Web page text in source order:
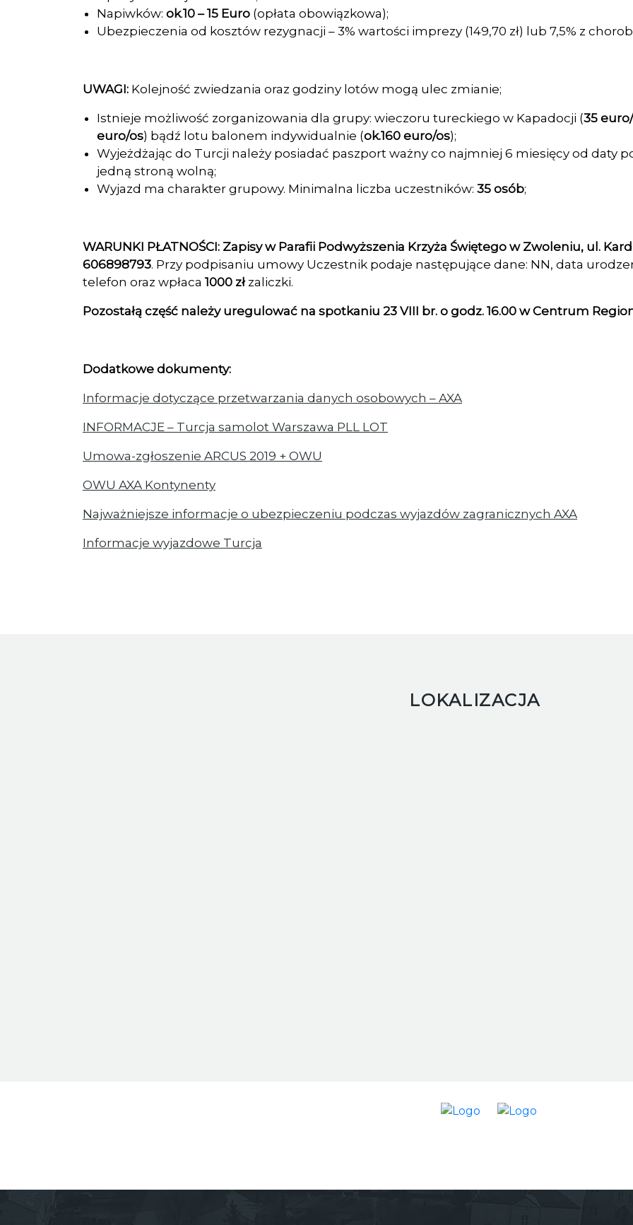
Napiwków: ok.10 – 15 Euro (opłata obowiązkowa);
Ubezpieczenia od kosztów rezygnacji – 3% wartości imprezy (149,70 zł) lub 7,5% z
UWAGI: Kolejność zwiedzania oraz godziny lotów mogą ulec zmianie;
Istnieje możliwość zorganizowania dla grupy: wieczoru tureckiego w Kapadocji (35
euro/os) bądź lotu balonem indywidualnie (ok.160 euro/os);
Wyjeżdżając do Turcji należy posiadać paszport ważny co najmniej 6 miesięcy od daty
jedną stroną wolną;
Wyjazd ma charakter grupowy. Minimalna liczba uczestników: 35 osób;
WARUNKI PŁATNOŚCI: Zapisy w Parafii Podwyższenia Krzyża Świętego w Zwoleniu, ul.
606898793. Przy podpisaniu umowy Uczestnik podaje następujące dane: NN, data
telefon oraz wpłaca 1000 zł zaliczki.
Pozostałą część należy uregulować na spotkaniu 23 VIII br. o godz. 16.00 w Centrum
Dodatkowe dokumenty:
Informacje dotyczące przetwarzania danych osobowych – AXA
INFORMACJE – Turcja samolot Warszawa PLL LOT
Umowa-zgłoszenie ARCUS 2019 + OWU
OWU AXA Kontynenty
Najważniejsze informacje o ubezpieczeniu podczas wyjazdów zagranicznych AXA
Informacje wyjazdowe Turcja
LOKALIZACJA